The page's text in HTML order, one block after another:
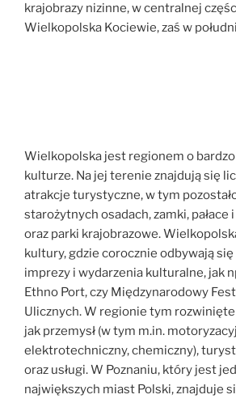
krajobrazy nizinne, w centralnej
Wielkopolska Kociewie, zaś w
Wielkopolska jest regionem o
kulturze. Na jej terenie znajdują się
atrakcje turystyczne, w tym
starożytnych osadach, zamki, pałace
oraz parki krajobrazowe.
kultury, gdzie corocznie odbywają
imprezy i wydarzenia kulturalne, jak
Ethno Port, czy Międzynarodowy
Ulicznych. W regionie tym
jak przemysł (w tym m.in.
elektrotechniczny, chemiczny),
oraz usługi. W Poznaniu, który jest
największych miast Polski, znajduje